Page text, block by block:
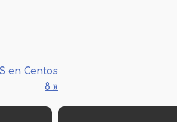
en Centos
8 »